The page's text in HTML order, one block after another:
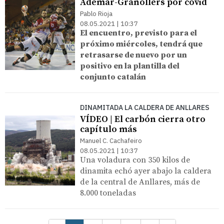
Pablo Rioja
08.05.2021 | 10:37
El encuentro, previsto para el
próximo miércoles, tendrá que
retrasarse de nuevo por un
positivo en la plantilla del
conjunto catalán
DINAMITADA LA CALDERA DE ANLLARES
VÍDEO | El carbón cierra otro
capítulo más
Manuel C. Cachafeiro
08.05.2021 | 10:37
Una voladura con 350 kilos de
dinamita echó ayer abajo la caldera
de la central de Anllares, más de
8.000 toneladas